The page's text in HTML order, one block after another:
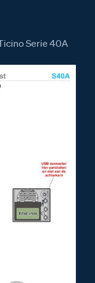
Serie 40A